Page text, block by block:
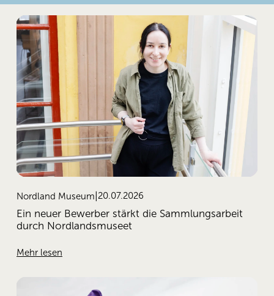
Nordland Museum 20.07.2026
Ein neuer Bewerber stärkt die Sammlungsarbeit
durch Nordlandsmuseet
Mehr lesen